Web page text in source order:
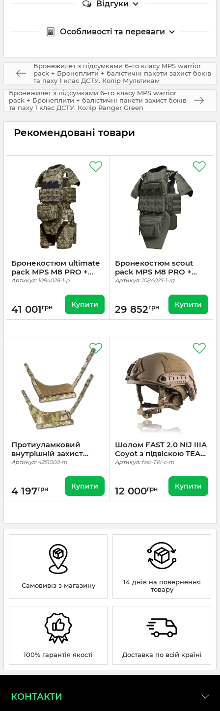
Відгуки
Особливості та переваги
Бронежилет з підсумками 6–го класу MPS warrior
pack + Бронеплити + балістичні пакети захист боків
та паху 1 клас ДСТУ. Колір Мультикам
Бронежилет з підсумками 6–го класу MPS warrior
pack + Бронеплити + балістичні пакети захист боків
та паху 1 клас ДСТУ. Колір Ranger Green
Рекомендовані товари
Бронекостюм ultimate
pack MPS М8 PRO +
балістичні пакети
плечей, ніг, поясу 1
класс ДСТУ. Піксель
Артикул: 1084028-1-p
41 001 грн Купити
Бронекостюм scout
pack MPS М8 PRO +
балістичні пакети
плечей 1 класс ДСТУ.
Ranger Green
Артикул: 1084025-1-rg
29 852грн Купити
Протиуламковий
внутрішній захист
стегон 1 клас.
Артикул:4251000-m
4 197грн Купити
Шолом FAST 2.0 NIJ IIIA
Coyot з підвіскою TEAM
WENDY (Каска
Артикул:fast-TW-c-m
12 000грн Купити
Самовивіз з магазину
14 днів на повернення
товару
100% гарантія якості Доставка по всій країні
КОНТАКТИ